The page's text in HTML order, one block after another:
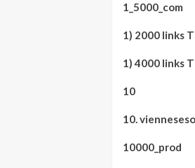
1_5000_com
1) 2000 links
1) 4000 links
10
10.
10000_prod